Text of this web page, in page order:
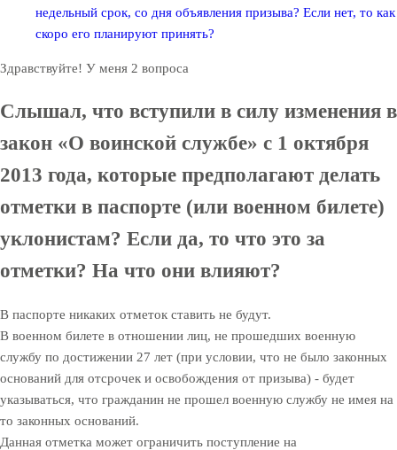
недельный срок, со дня объявления призыва? Если нет, то как
скоро его планируют принять?
Здравствуйте! У меня 2 вопроса
Слышал, что вступили в силу изменения в
закон «О воинской службе» с 1 октября
2013 года, которые предполагают делать
отметки в паспорте (или военном билете)
уклонистам? Если да, то что это за
отметки? На что они влияют?
В паспорте никаких отметок ставить не будут.
В военном билете в отношении лиц, не прошедших военную
службу по достижении 27 лет (при условии, что не было законных
оснований для отсрочек и освобождения от призыва) - будет
указываться, что гражданин не прошел военную службу не имея на
то законных оснований.
Данная отметка может ограничить поступление на